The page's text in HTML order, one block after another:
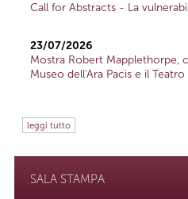
Call for Abstracts - La
23/07/2026
Mostra Robert Mapplethorpe,
Museo dell'Ara Pacis e il
leggi tutto
SALA STAMPA